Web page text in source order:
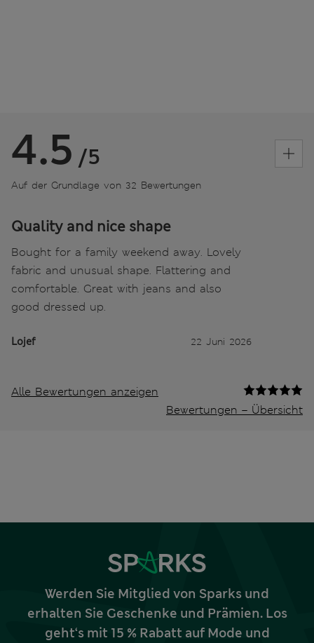
4.5 /5
Auf der Grundlage von 32 Bewertungen
Quality and nice shape
Bought for a family weekend away. Lovely
fabric and unusual shape. Flattering and
comfortable. Great with jeans and also
good dressed up.
Lojef 22 Juni 2026
Alle Bewertungen anzeigen
Bewertungen – Übersicht
Werden Sie Mitglied von Sparks und
erhalten Sie Geschenke und Prämien. Los
geht‘s mit 15 % Rabatt auf Mode und